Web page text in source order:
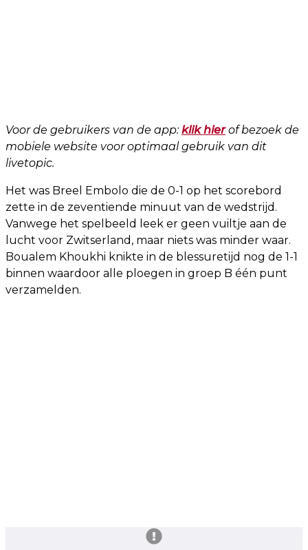
Voor de gebruikers van de app:klik hierof bezoek de
mobiele website voor optimaal gebruik van dit
livetopic.
Het was Breel Embolo die de 0-1 op het scorebord
zette in de zeventiende minuut van de wedstrijd.
Vanwege het spelbeeld leek er geen vuiltje aan de
lucht voor Zwitserland, maar niets was minder waar.
Boualem Khoukhi knikte in de blessuretijd nog de 1-1
binnen waardoor alle ploegen in groep B één punt
verzamelden.